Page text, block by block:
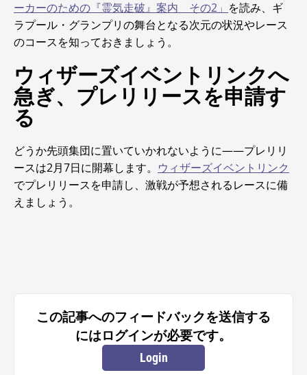
ーカーのための『霊気走破』案内 その2」 を読み、ギ
ラプール・グランプリの舞台となる次元の状況やレース
のコースを知っておきましょう。
ウィザーズイベントリンクへ
急ぎ、プレリリースを申請す
る
どうか先頭集団に置いていかれないように――プレリリ
ースは2月7日に開幕します。 ウィザーズイベントリンク
でプレリリースを申請し、激戦が予想されるレースに備
えましょう。
この記事へのフィードバックを送信する
にはログインが必要です。
Login